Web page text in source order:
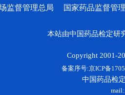
监督管理总局 国家药品监督管
本站由中国药品检定研
Copyright 2001-
备案序号:京ICP备
中国药品检